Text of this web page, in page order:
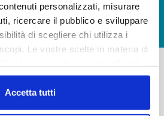
personalizzati, misurare
ricercare il pubblico e sviluppare
di scegliere chi utilizza i
Le vostre scelte in materia di
vostre scelte. È possibile
il proprio consenso in qualsiasi
sui cookie o facendo clic
Accetta tutti
GIUDICA IL SERVIZIO
LAVORA CON NOI
-
FAQ